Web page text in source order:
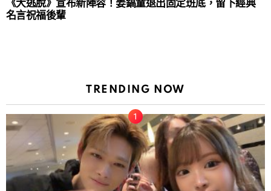
《大逃脫》宣布新陣容！姜鎬童退出固定班底，留下經典
名言祝福後輩
TRENDING NOW